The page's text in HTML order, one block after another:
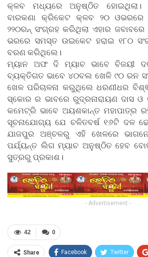
କ୍ଳବ ମଧ୍ୟରେ ଅନୁଷ୍ଠିତ ହୋଇଥିଲା।
ବାରକଣା କ୍ରିକେଟ କ୍ଳବ ୨୦ ଓଭରରେ
୨୨୦ରନ୍ ସଂଗ୍ରହ କରିଥିଲା ଏହାର
ଭରରେ ସମସ୍ତ ଉଇକେଟ ହରାଇ ୧୮୦
ବରଣ କରିଥିଲେ।
ମ୍ୟାନ ଅଫ ଦି ମ୍ୟାଚ ଭାବେ ବିଜୟୀ
ବ୍ୟକ୍ତିଗତ ଭାବେ ୪୦ବଲ ଖେଳି ୯୦ ରନ
ଖେଳ ପରିଚାଳନା କରୁଥିଲେ ଧରଣୀଧର
ସ୍କୋର ର ଭାବରେ ରୁଦ୍ରନାରାୟଣ ଦାସ ଓ
କମେଟ୍ରି ଭାବେ ଅୟଶକାନ୍ତ ମହାପାତ୍ର
ସୂଚନାଯୋଗ୍ୟ ଯେ ଚଳିତବର୍ଷ ୧୬ଟି ଦଳ
ଯାଜପୁର ଅଞ୍ଚଳରୁ ଏହି ଖେଳରେ
ପର୍ଯ୍ୟନ୍ତ ଲିଗ ମ୍ୟାଚ ଅନୁଷ୍ଠିତ ହେବ
ସୁତ୍ରରୁ ପ୍ରକାଶ।
- Advertisement -
0
42
Share Facebook Twitter